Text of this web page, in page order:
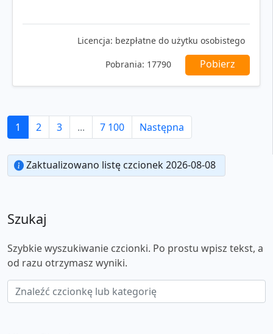
Licencja: bezpłatne do użytku osobistego
Pobrania: 17790 Pobierz
1 2 3 ... 7 100 Następna
Zaktualizowano listę czcionek 2026-08-08
Szukaj
Szybkie wyszukiwanie czcionki. Po prostu wpisz tekst, a
od razu otrzymasz wyniki.